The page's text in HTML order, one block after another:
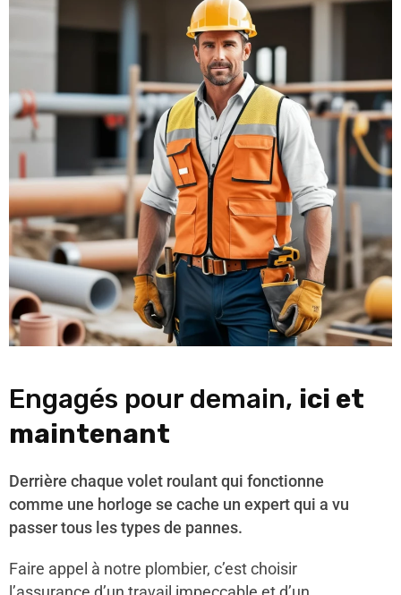
Engagés pour demain, ici et
maintenant
Derrière chaque volet roulant qui fonctionne
comme une horloge se cache un expert qui a vu
passer tous les types de pannes.
Faire appel à notre plombier, c’est choisir